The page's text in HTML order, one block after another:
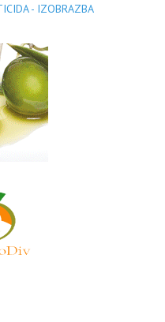
- IZOBRAZBA